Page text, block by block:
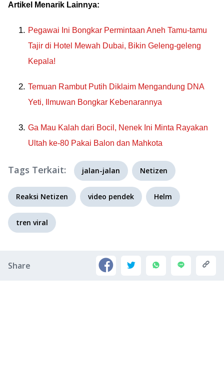
Artikel Menarik Lainnya:
Pegawai Ini Bongkar Permintaan Aneh Tamu-tamu
Tajir di Hotel Mewah Dubai, Bikin Geleng-geleng
Kepala!
Temuan Rambut Putih Diklaim Mengandung DNA
Yeti, Ilmuwan Bongkar Kebenarannya
Ga Mau Kalah dari Bocil, Nenek Ini Minta Rayakan
Ultah ke-80 Pakai Balon dan Mahkota
Tags Terkait: jalan-jalan Netizen
Reaksi Netizen video pendek Helm
tren viral
Share